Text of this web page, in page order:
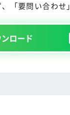
「要問い合わせ
ロード